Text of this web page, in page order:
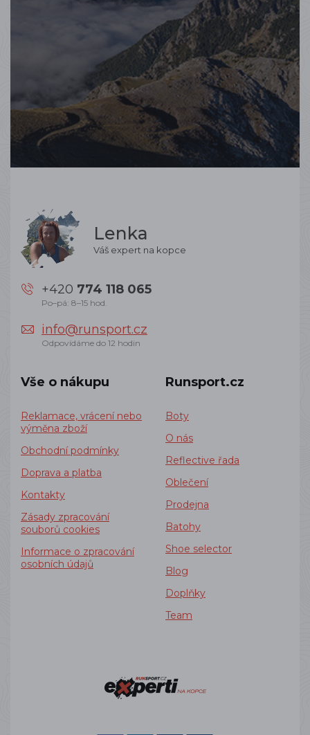
Lenka
Váš expert na kopce
+420 774 118 065
Po–pá: 8–15 hod.
info@runsport.cz
Odpovídáme do 12 hodin
Vše o nákupu
Reklamace, vrácení nebo
výměna zboží
Obchodní podmínky
Doprava a platba
Kontakty
Zásady zpracování
souborů cookies
Informace o zpracování
osobních údajů
Runsport.cz
Boty
O nás
Reflective řada
Oblečení
Prodejna
Batohy
Shoe selector
Blog
Doplňky
Team